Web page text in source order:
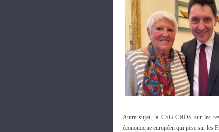
Autre sujet, la CSG-CRDS sur les
économique européen qui pèse sur les